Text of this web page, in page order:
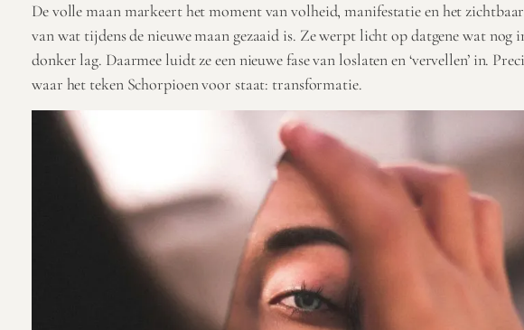
De volle maan markeert het moment van volheid, manifestatie en het
van wat tijdens de nieuwe maan gezaaid is. Ze werpt licht op datgene wat nog
donker lag. Daarmee luidt ze een nieuwe fase van loslaten en ‘vervellen’ in.
waar het teken Schorpioen voor staat: transformatie.